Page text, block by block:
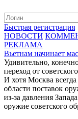
Быстрая регистрация
НОВОСТИ
РЕКЛАМА
Вьетнам начинает
Удивительно,
переход от
И хотя Москва
области поставок
из-за давления
оружие советского